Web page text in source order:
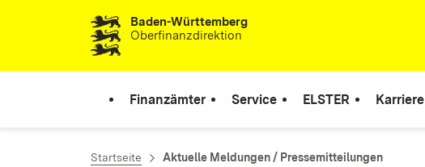
Zum Inhalt springenBaden-Württemberg
Oberfinanzdirektion
Finanzämter Service ELSTER Karriere
Startseite Aktuelle Meldungen / Pressemitteilungen